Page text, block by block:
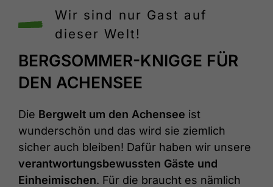
Wir sind nur Gast auf
dieser Welt!
BERGSOMMER-KNIGGE FÜR
DEN ACHENSEE
Die Bergwelt um den Achensee ist
wunderschön und das wird sie ziemlich
sicher auch bleiben! Dafür haben wir unsere
verantwortungsbewussten Gäste und
Einheimischen. Für die braucht es nämlich